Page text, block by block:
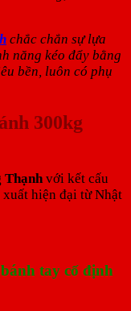
chắc chắn sự lựa
năng kéo đẩy bằng
bền, luôn có phụ
300kg
Thạnhvới kết cấu
xuất hiện đại từ Nhật
tay cố định